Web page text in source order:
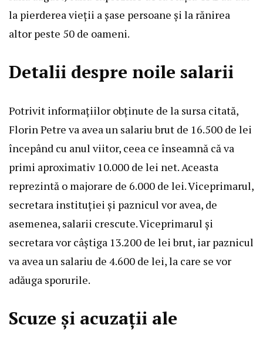
la pierderea vieții a șase persoane și la rănirea
altor peste 50 de oameni.
Detalii despre noile salarii
Potrivit informațiilor obținute de la sursa citată,
Florin Petre va avea un salariu brut de 16.500 de lei
începând cu anul viitor, ceea ce înseamnă că va
primi aproximativ 10.000 de lei net. Aceasta
reprezintă o majorare de 6.000 de lei. Viceprimarul,
secretara instituției și paznicul vor avea, de
asemenea, salarii crescute. Viceprimarul și
secretara vor câștiga 13.200 de lei brut, iar paznicul
va avea un salariu de 4.600 de lei, la care se vor
adăuga sporurile.
Scuze și acuzații ale